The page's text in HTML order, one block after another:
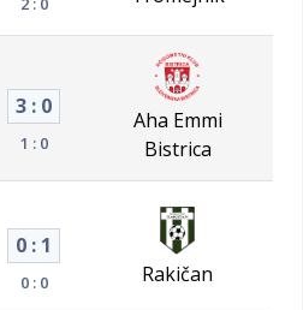
3 : 0
1 : 0
Aha Emmi
Bistrica
0 : 1
0 : 0 Rakičan